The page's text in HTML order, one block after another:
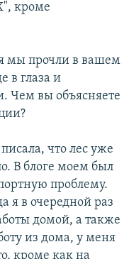
кроме
мы прочли в вашем
в глаза и
Чем вы объясняете
что лес уже
В блоге моем был
проблему.
я в очередной раз
домой, а также
из дома, у меня
кроме как на